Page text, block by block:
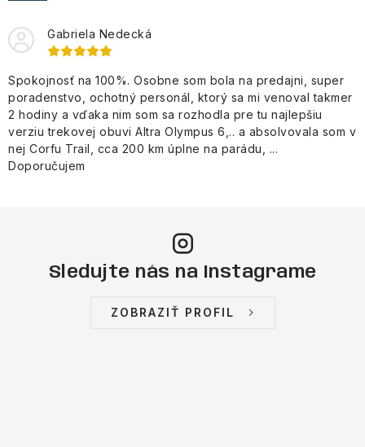
Gabriela Nedecká
Spokojnosť na 100%. Osobne som bola na predajni, super
poradenstvo, ochotný personál, ktorý sa mi venoval takmer
2 hodiny a vďaka nim som sa rozhodla pre tu najlepšiu
verziu trekovej obuvi Altra Olympus 6,.. a absolvovala som v
nej Corfu Trail, cca 200 km úplne na parádu, ...
Doporučujem
Sledujte nás na Instagrame
ZOBRAZIŤ PROFIL